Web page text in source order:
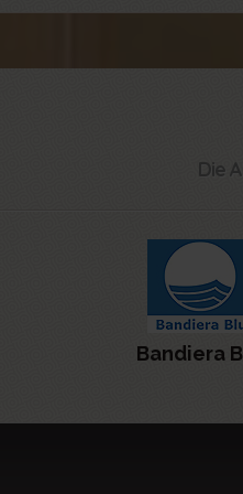
Die
Bandiera